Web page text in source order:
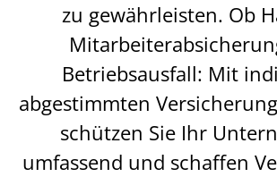
zu gewährleisten. Ob
Betriebsausfall: Mit
abgestimmten
schützen Sie Ihr
umfassend und schaffen